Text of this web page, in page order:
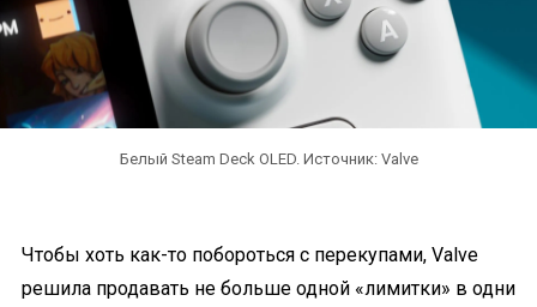
Белый Steam Deck OLED. Источник: Valve
Чтобы хоть как-то побороться с перекупами, Valve
решила продавать не больше одной «лимитки» в одни